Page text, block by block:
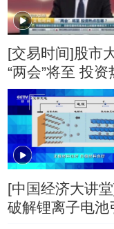
[交易时间]股市
“两会”将至 投资
在哪？
[中国经济大讲
破解锂离子电池